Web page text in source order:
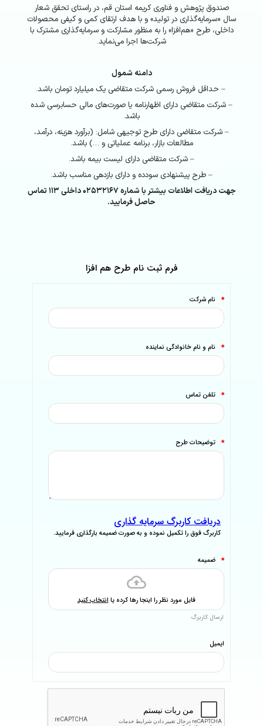
صندوق پژوهش و فناوری کریمه استان قم، در راستای تحقق شعار
سال «سرمایه‌گذاری در تولید» و با هدف ارتقای کمی و کیفی محصولات
داخلی، طرح «هم‌افزا» را به منظور مشارکت و سرمایه‌گذاری مشترک با
شرکت‌ها اجرا می‌نماید.
دامنه شمول
– حداقل فروش رسمی شرکت متقاضی یک میلیارد تومان باشد.
– شرکت متقاضی دارای اظهارنامه یا صورت‌های مالی حسابرسی شده
باشد.
– شرکت متقاضی دارای طرح توجیهی شامل: (برآورد هزینه، درآمد،
مطالعات بازار، برنامه عملیاتی و …) باشد.
– شرکت متقاضی دارای لیست بیمه باشد.
– طرح پیشنهادی سودده و دارای بازدهی مناسب باشد.
جهت دریافت اطلاعات بیشتر با شماره ۰۲۵۳۲۱۶۷ داخلی ۱۱۳ تماس
حاصل فرمایید.